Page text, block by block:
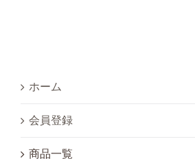
ホーム
会員登録
商品一覧